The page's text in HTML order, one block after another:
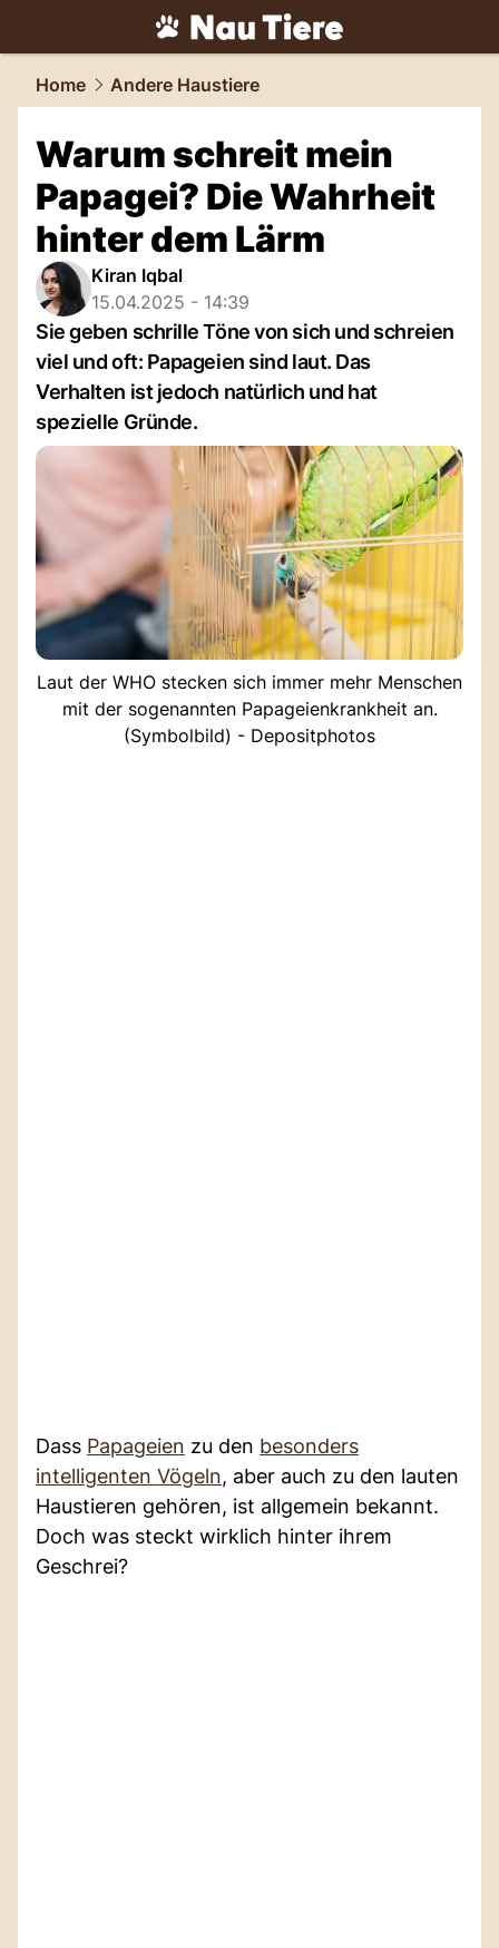
tiere.NAU.ch
Home Andere Haustiere
Warum schreit mein
Papagei? Die Wahrheit
hinter dem Lärm
Kiran Iqbal
15.04.2025 - 14:39
Sie geben schrille Töne von sich und schreien
viel und oft: Papageien sind laut. Das
Verhalten ist jedoch natürlich und hat
spezielle Gründe.
Laut der WHO stecken sich immer mehr Menschen
mit der sogenannten Papageienkrankheit an.
(Symbolbild) - Depositphotos
Dass Papageien zu den besonders
intelligenten Vögeln, aber auch zu den lauten
Haustieren gehören, ist allgemein bekannt.
Doch was steckt wirklich hinter ihrem
Geschrei?